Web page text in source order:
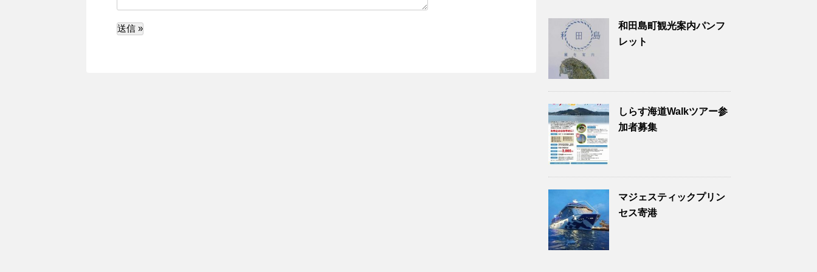
和田島町観光案内パンフ
レット
しらす海道Walkツアー参
加者募集
マジェスティックプリン
セス寄港